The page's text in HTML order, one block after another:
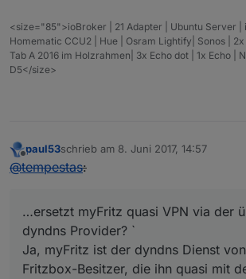
<size="85">ioBroker | 21 Adapter | Ubuntu Server |
Homematic CCU2 | Hue | Osram Lightify| Sonos |
Tab A 2016 im Holzrahmen| 3x Echo dot | 1x Echo |
D5</size>
Offline
paul53schrieb am 8. Juni 2017, 14:57
zuletzt editiert von
@tempestas:
…ersetzt myFritz quasi VPN via der
dyndns Provider? `
Ja, myFritz ist der dyndns Dienst
Fritzbox-Besitzer, die ihn quasi mit